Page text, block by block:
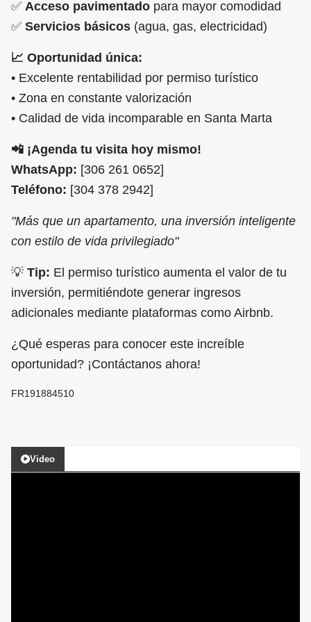
✅ Acceso pavimentado para mayor comodidad
✅ Servicios básicos (agua, gas, electricidad)
📈 Oportunidad única:
• Excelente rentabilidad por permiso turístico
• Zona en constante valorización
• Calidad de vida incomparable en Santa Marta
📲 ¡Agenda tu visita hoy mismo!
WhatsApp: [306 261 0652]
Teléfono: [304 378 2942]
"Más que un apartamento, una inversión inteligente
con estilo de vida privilegiado"
💡 Tip: El permiso turístico aumenta el valor de tu
inversión, permitiéndote generar ingresos
adicionales mediante plataformas como Airbnb.
¿Qué esperas para conocer este increíble
oportunidad? ¡Contáctanos ahora!
FR191884510
Video